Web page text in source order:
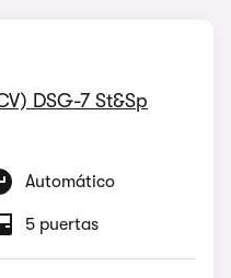
DSG-7 St&Sp
Automático
5 puertas